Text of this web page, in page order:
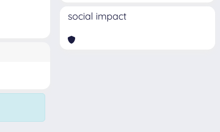
social impact